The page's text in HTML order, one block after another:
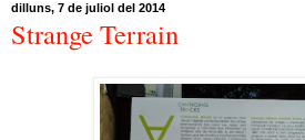
dilluns, 7 de juliol del 2014
Strange Terrain